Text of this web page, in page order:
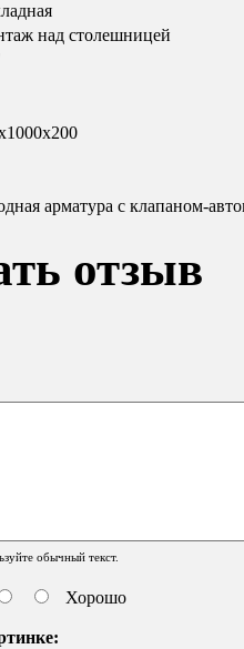
над столешницей
арматура с клапаном-
отзыв
обычный текст.
Хорошо